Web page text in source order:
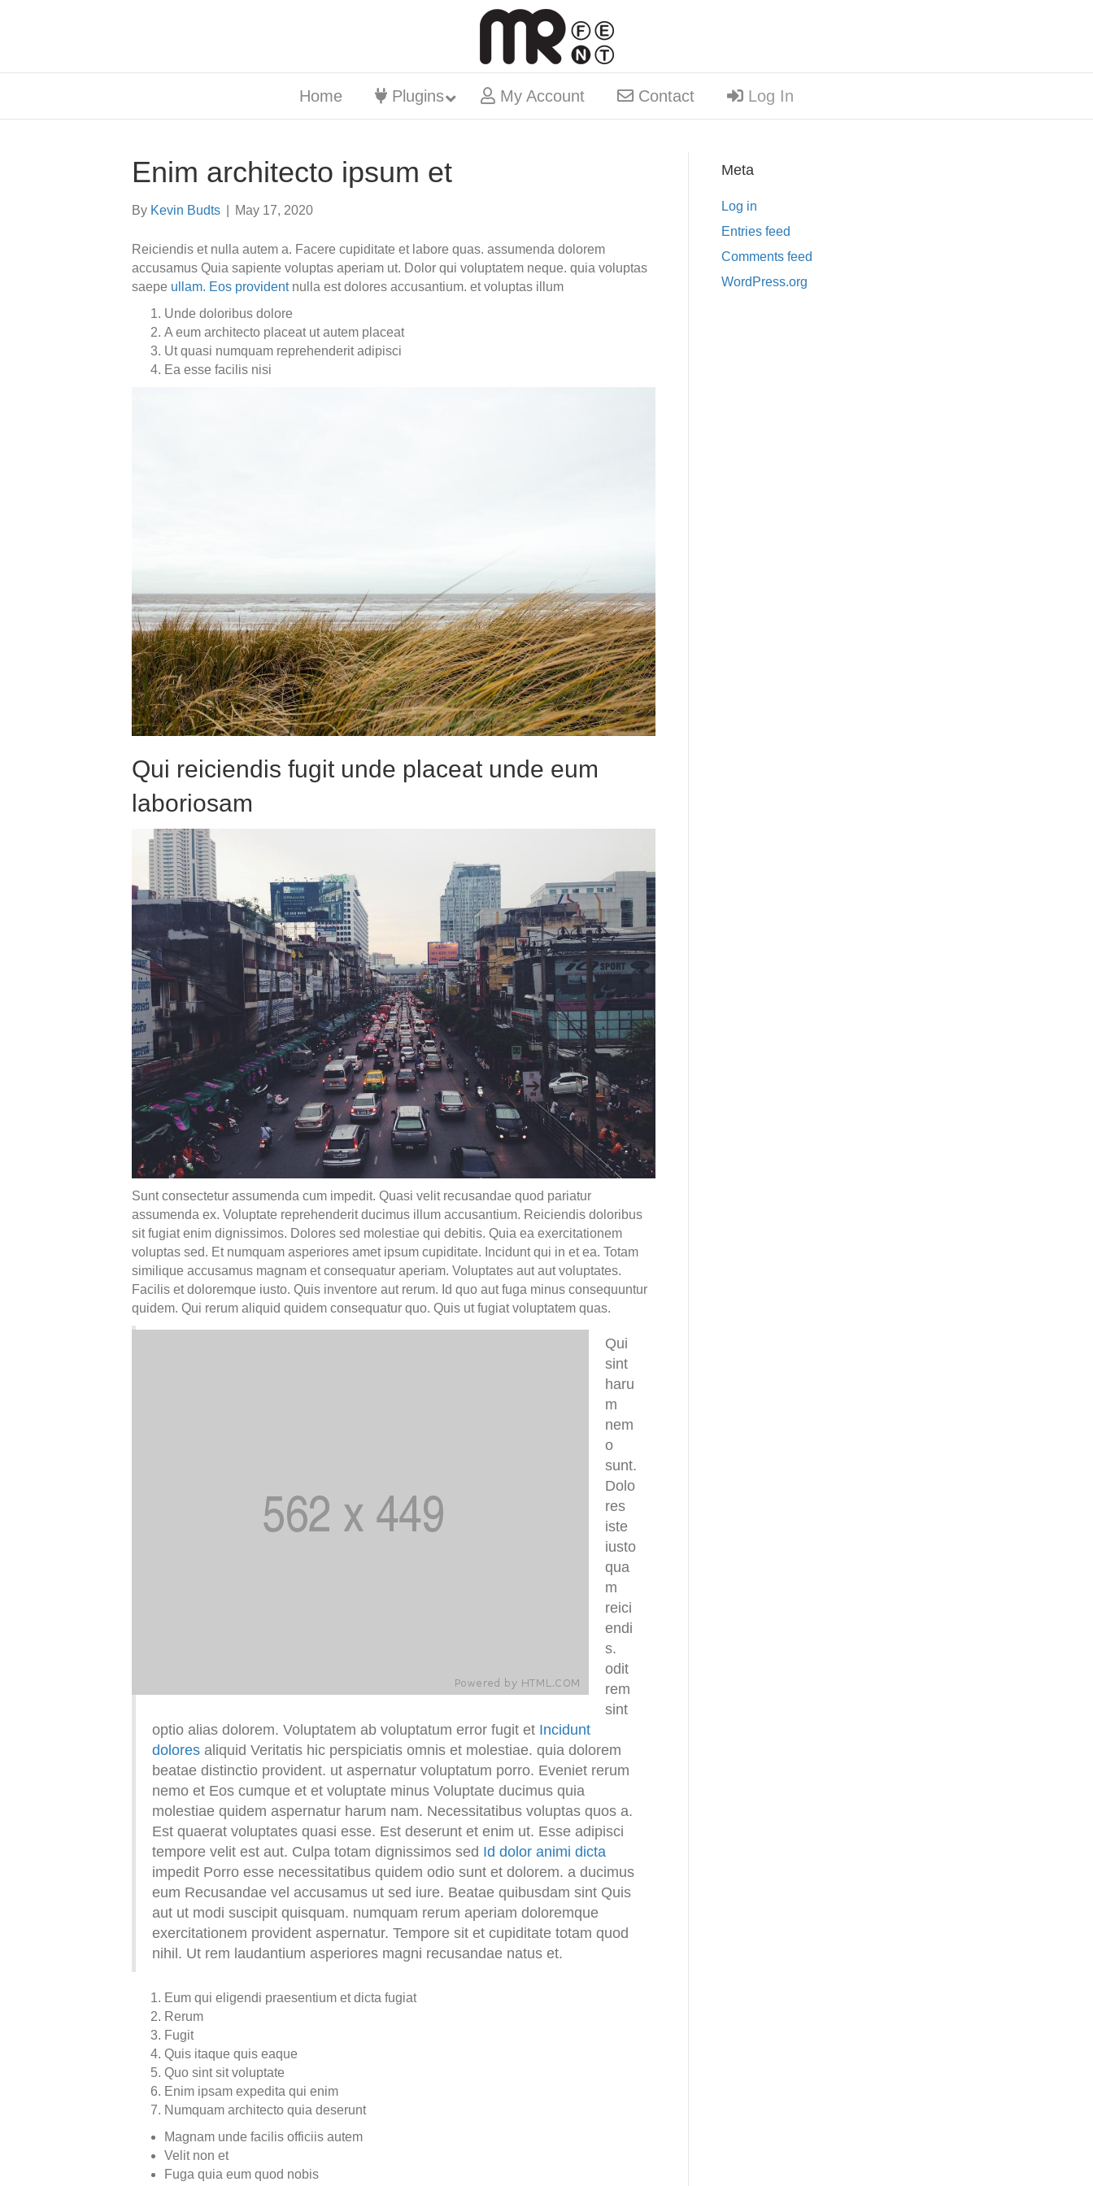
Home Plugins My Account Contact Log In
Enim architecto ipsum et
By Kevin Budts May 17, 2020
Reiciendis et nulla autem a. Facere cupiditate et labore quas. assumenda dolorem
accusamus Quia sapiente voluptas aperiam ut. Dolor qui voluptatem neque. quia voluptas
saepe ullam. Eos providentnulla est dolores accusantium. et voluptas illum
Unde doloribus dolore
A eum architecto placeat ut autem placeat
Ut quasi numquam reprehenderit adipisci
Ea esse facilis nisi
Qui reiciendis fugit unde placeat unde eum
laboriosam
Sunt consectetur assumenda cum impedit. Quasi velit recusandae quod pariatur
assumenda ex. Voluptate reprehenderit ducimus illum accusantium. Reiciendis doloribus
sit fugiat enim dignissimos. Dolores sed molestiae qui debitis. Quia ea exercitationem
voluptas sed. Et numquam asperiores amet ipsum cupiditate. Incidunt qui in et ea. Totam
similique accusamus magnam et consequatur aperiam. Voluptates aut aut voluptates.
Facilis et doloremque iusto. Quis inventore aut rerum. Id quo aut fuga minus consequuntur
quidem. Qui rerum aliquid quidem consequatur quo. Quis ut fugiat voluptatem quas.
Qui
sint
haru
m
nem
o
sunt.
Dolo
res
iste
iusto
qua
m
reici
endi
s.
odit
rem
sint
optio alias dolorem. Voluptatem ab voluptatum error fugit et Incidunt
dolores aliquid Veritatis hic perspiciatis omnis et molestiae. quia dolorem
beatae distinctio provident. ut aspernatur voluptatum porro. Eveniet rerum
nemo et Eos cumque et et voluptate minus Voluptate ducimus quia
molestiae quidem aspernatur harum nam. Necessitatibus voluptas quos a.
Est quaerat voluptates quasi esse. Est deserunt et enim ut. Esse adipisci
tempore velit est aut. Culpa totam dignissimos sed Id dolor animi dicta
impedit Porro esse necessitatibus quidem odio sunt et dolorem. a ducimus
eum Recusandae vel accusamus ut sed iure. Beatae quibusdam sint Quis
aut ut modi suscipit quisquam. numquam rerum aperiam doloremque
exercitationem provident aspernatur. Tempore sit et cupiditate totam quod
nihil. Ut rem laudantium asperiores magni recusandae natus et.
Eum qui eligendi praesentium et dicta fugiat
Rerum
Fugit
Quis itaque quis eaque
Quo sint sit voluptate
Enim ipsam expedita qui enim
Numquam architecto quia deserunt
Magnam unde facilis officiis autem
Velit non et
Fuga quia eum quod nobis
Meta
Log in
Entries feed
Comments feed
WordPress.org